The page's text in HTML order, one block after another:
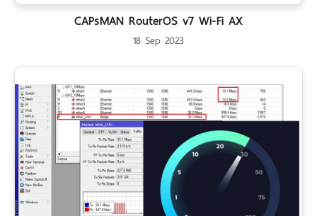
CAPsMAN RouterOS v7 Wi-Fi AX
18 Sep 2023